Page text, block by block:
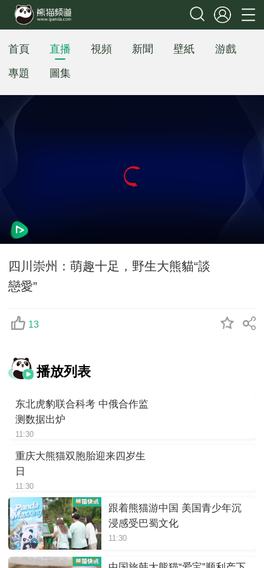
首頁 直播 視頻 新聞 壁紙
游戲
專題
圖集
四川崇州：萌趣十足，野生大熊貓“談
戀愛”
13
播放列表
东北虎豹联合科考 中俄合作监
测数据出炉
11:30
重庆大熊猫双胞胎迎来四岁生
日
11:30
跟着熊猫游中国 美国青少年沉
浸感受巴蜀文化
11:30